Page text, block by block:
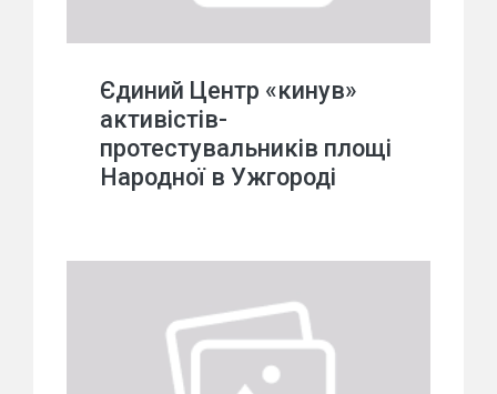
Єдиний Центр «кинув»
активістів-
протестувальників площі
Народної в Ужгороді